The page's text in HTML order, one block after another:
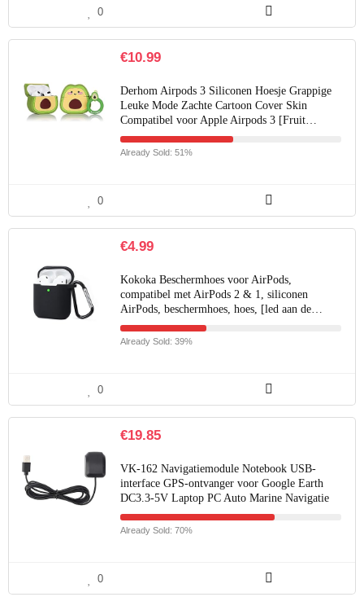
0
€10.99
Derhom Airpods 3 Siliconen Hoesje Grappige
Leuke Mode Zachte Cartoon Cover Skin
Compatibel voor Apple Airpods 3 [Fruit…
Already Sold: 51%
0
€4.99
Kokoka Beschermhoes voor AirPods,
compatibel met AirPods 2 & 1, siliconen
AirPods, beschermhoes, hoes, [led aan de…
Already Sold: 39%
0
€19.85
VK-162 Navigatiemodule Notebook USB-
interface GPS-ontvanger voor Google Earth
DC3.3-5V Laptop PC Auto Marine Navigatie
Already Sold: 70%
0